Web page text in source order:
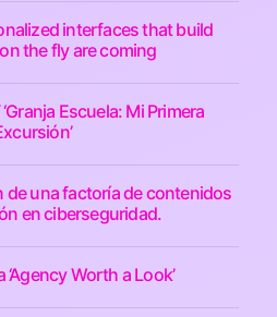
interfaces that build
the fly are coming
Escuela: Mi Primera
una factoría de contenidos
en ciberseguridad.
Worth a Look’